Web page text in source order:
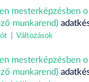
mesterképzésben
munkarend)
Változások
mesterképzésben
munkarend)